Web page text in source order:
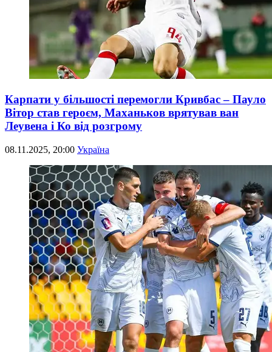
Карпати у більшості перемогли Кривбас – Пауло
Вітор став героєм, Маханьков врятував ван
Леувена і Ко від розгрому
08.11.2025, 20:00 Україна